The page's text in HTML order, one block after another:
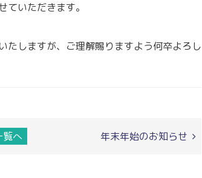
いただきます。
たしますが、ご理解賜りますよう何卒よろし
覧へ 年末年始のお知らせ